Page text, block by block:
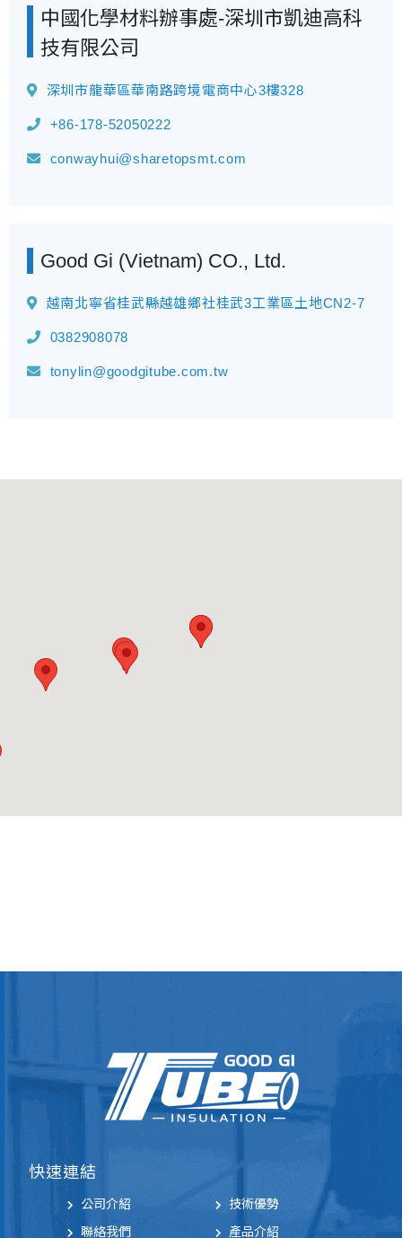
中國化學材料辦事處-深圳市凱迪高科
技有限公司
深圳市龍華區華南路跨境電商中心3樓328
+86-178-52050222
conwayhui@sharetopsmt.com
Good Gi (Vietnam) CO., Ltd.
越南北寧省桂武縣越雄鄉社桂武3工業區土地CN2-7
0382908078
tonylin@goodgitube.com.tw
快速連結
公司介紹
技術優勢
聯絡我們
產品介紹